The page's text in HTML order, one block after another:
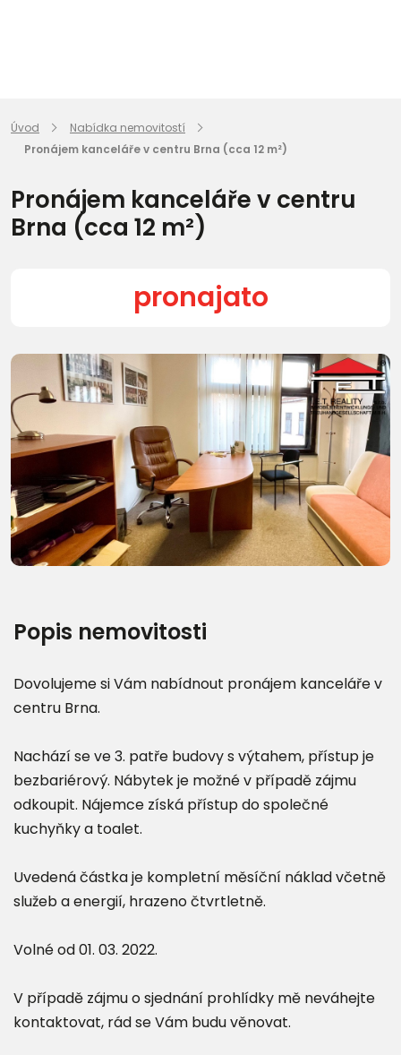
Úvod
Nabídka nemovitostí
Pronájem kanceláře v centru Brna (cca 12 m²)
Pronájem kanceláře v centru
Brna (cca 12 m²)
pronajato
Popis nemovitosti
Dovolujeme si Vám nabídnout pronájem kanceláře v
centru Brna.
Nachází se ve 3. patře budovy s výtahem, přístup je
bezbariérový. Nábytek je možné v případě zájmu
odkoupit. Nájemce získá přístup do společné
kuchyňky a toalet.
Uvedená částka je kompletní měsíční náklad včetně
služeb a energií, hrazeno čtvrtletně.
Volné od 01. 03. 2022.
V případě zájmu o sjednání prohlídky mě neváhejte
kontaktovat, rád se Vám budu věnovat.